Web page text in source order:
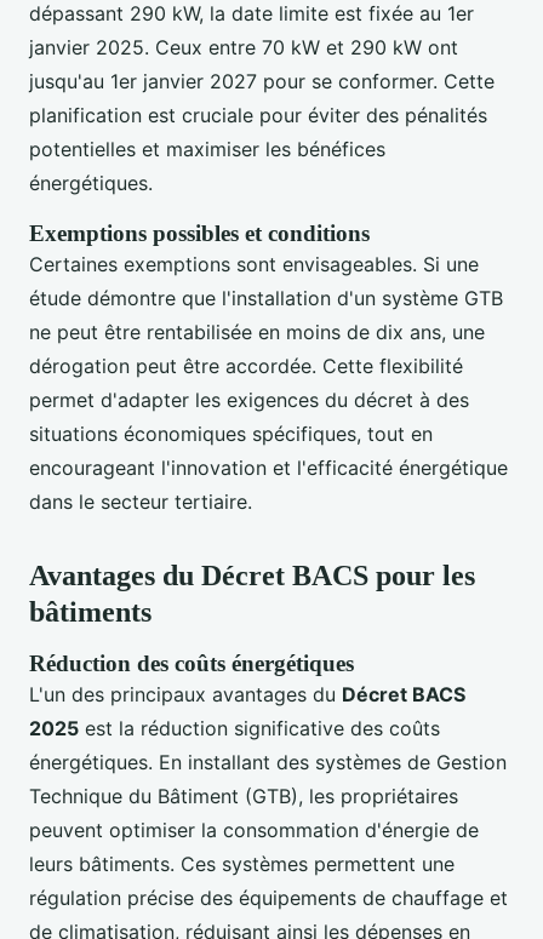
dépassant 290 kW, la date limite est fixée au 1er
janvier 2025. Ceux entre 70 kW et 290 kW ont
jusqu'au 1er janvier 2027 pour se conformer. Cette
planification est cruciale pour éviter des pénalités
potentielles et maximiser les bénéfices
énergétiques.
Exemptions possibles et conditions
Certaines exemptions sont envisageables. Si une
étude démontre que l'installation d'un système GTB
ne peut être rentabilisée en moins de dix ans, une
dérogation peut être accordée. Cette flexibilité
permet d'adapter les exigences du décret à des
situations économiques spécifiques, tout en
encourageant l'innovation et l'efficacité énergétique
dans le secteur tertiaire.
Avantages du Décret BACS pour les
bâtiments
Réduction des coûts énergétiques
L'un des principaux avantages du Décret BACS
2025 est la réduction significative des coûts
énergétiques. En installant des systèmes de Gestion
Technique du Bâtiment (GTB), les propriétaires
peuvent optimiser la consommation d'énergie de
leurs bâtiments. Ces systèmes permettent une
régulation précise des équipements de chauffage et
de climatisation, réduisant ainsi les dépenses en